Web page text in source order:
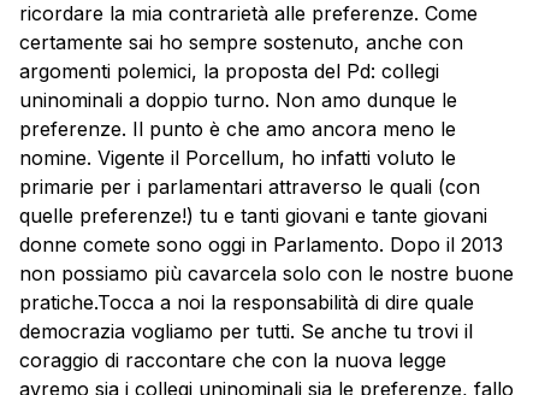
ricordare la mia contrarietà alle preferenze. Come
certamente sai ho sempre sostenuto, anche con
argomenti polemici, la proposta del Pd: collegi
uninominali a doppio turno. Non amo dunque le
preferenze. Il punto è che amo ancora meno le
nomine. Vigente il Porcellum, ho infatti voluto le
primarie per i parlamentari attraverso le quali (con
quelle preferenze!) tu e tanti giovani e tante giovani
donne comete sono oggi in Parlamento. Dopo il 2013
non possiamo più cavarcela solo con le nostre buone
pratiche.Tocca a noi la responsabilità di dire quale
democrazia vogliamo per tutti. Se anche tu trovi il
coraggio di raccontare che con la nuova legge
avremo sia i collegi uninominali sia le preferenze, fallo